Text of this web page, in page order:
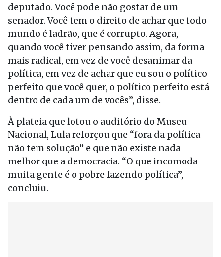
deputado. Você pode não gostar de um
senador. Você tem o direito de achar que todo
mundo é ladrão, que é corrupto. Agora,
quando você tiver pensando assim, da forma
mais radical, em vez de você desanimar da
política, em vez de achar que eu sou o político
perfeito que você quer, o político perfeito está
dentro de cada um de vocês”, disse.
À plateia que lotou o auditório do Museu
Nacional, Lula reforçou que “fora da política
não tem solução” e que não existe nada
melhor que a democracia. “O que incomoda
muita gente é o pobre fazendo política”,
concluiu.